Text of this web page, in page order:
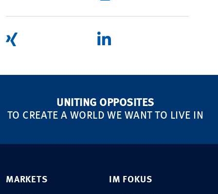
UNITING OPPOSITES
TO CREATE A WORLD WE WANT TO LIVE IN
MARKETS IM FOKUS